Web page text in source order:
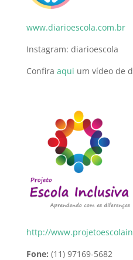
www.diarioescola.com.br
Instagram: diarioescola
Confira aqui um vídeo de
http://
Fone: (11) 97169-5682